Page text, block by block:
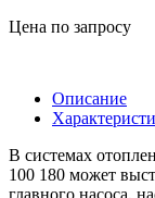
Цена по запросу
Описание
В системах
100 180 может
главного насоса,